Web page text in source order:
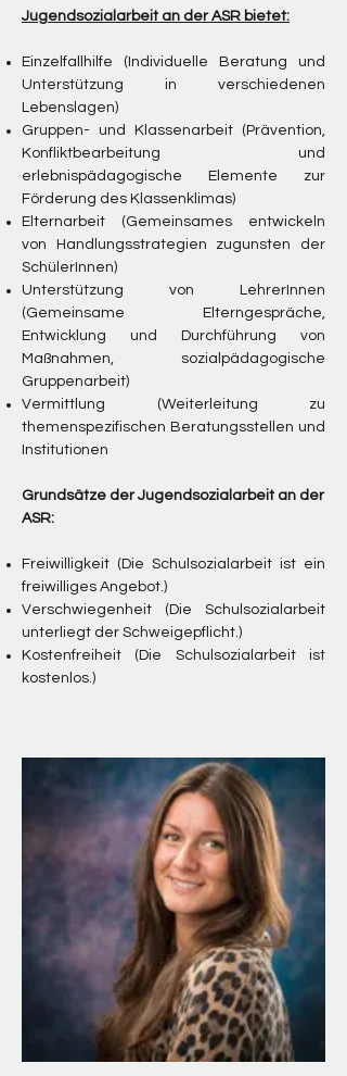
Jugendsozialarbeit an der ASR bietet:
Einzelfallhilfe (Individuelle Beratung und
Unterstützung in verschiedenen
Lebenslagen)
Gruppen- und Klassenarbeit (Prävention,
Konfliktbearbeitung und
erlebnispädagogische Elemente zur
Förderung des Klassenklimas)
Elternarbeit (Gemeinsames entwickeln
von Handlungsstrategien zugunsten der
SchülerInnen)
Unterstützung von LehrerInnen
(Gemeinsame Elterngespräche,
Entwicklung und Durchführung von
Maßnahmen, sozialpädagogische
Gruppenarbeit)
Vermittlung (Weiterleitung zu
themenspezifischen Beratungsstellen und
Institutionen
Grundsätze der Jugendsozialarbeit an der
ASR:
Freiwilligkeit (Die Schulsozialarbeit ist ein
freiwilliges Angebot.)
Verschwiegenheit (Die Schulsozialarbeit
unterliegt der Schweigepflicht.)
Kostenfreiheit (Die Schulsozialarbeit ist
kostenlos.)